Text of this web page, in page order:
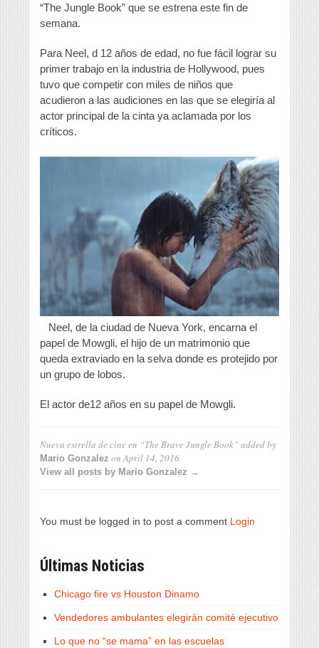
“The Jungle Book” que se estrena este fin de
semana.
Para Neel, d 12 años de edad, no fue fácil lograr su
primer trabajo en la industria de Hollywood, pues
tuvo que competir con miles de niños que
acudieron a las audiciones en las que se elegiría al
actor principal de la cinta ya aclamada por los
críticos.
Neel, de la ciudad de Nueva York, encarna el
papel de Mowgli, el hijo de un matrimonio que
queda extraviado en la selva donde es protejido por
un grupo de lobos.
El actor de12 años en su papel de Mowgli.
Nueva estrella de cine en “The Brave Jungle Book”added by
Mario Gonzalez onApril 14, 2016
View all posts by Mario Gonzalez →
You must be logged in to post a comment Login
Últimas Noticias
Chicago fire vs Houston Dinamo
Vendedores ambulantes elegirán comité ejecutivo
Lo que no “se mama” en las escuelas